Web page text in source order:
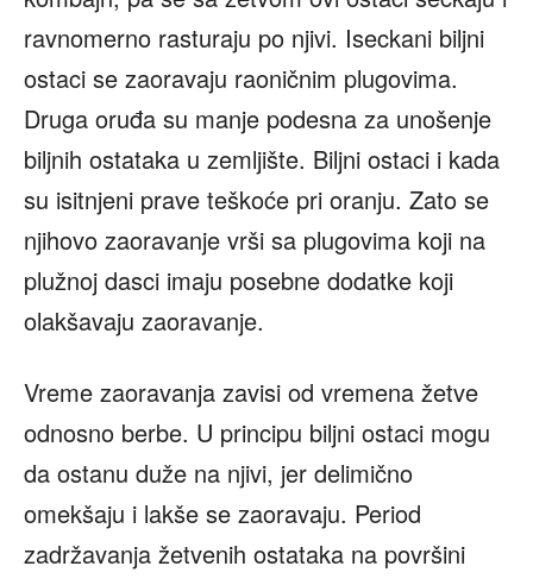
ravnomerno rasturaju po njivi. Iseckani biljni
ostaci se zaoravaju raoničnim plugovima.
Druga oruđa su manje podesna za unošenje
biljnih ostataka u zemljište. Biljni ostaci i kada
su isitnjeni prave teškoće pri oranju. Zato se
njihovo zaoravanje vrši sa plugovima koji na
plužnoj dasci imaju posebne dodatke koji
olakšavaju zaoravanje.
Vreme zaoravanja zavisi od vremena žetve
odnosno berbe. U principu biljni ostaci mogu
da ostanu duže na njivi, jer delimično
omekšaju i lakše se zaoravaju. Period
zadržavanja žetvenih ostataka na površini